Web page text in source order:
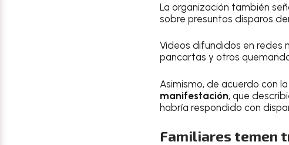
La organización también
sobre presuntos disparos
Videos difundidos en redes
pancartas y otros
Asimismo, de acuerdo con
manifestación, que
habría respondido con
Familiares temen